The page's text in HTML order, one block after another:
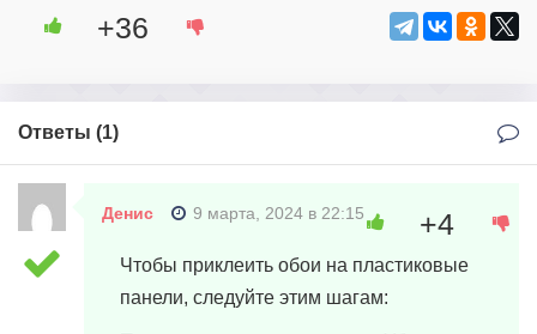
+36
Ответы (1)
Денис 9 марта, 2024 в 22:15
Чтобы приклеить обои на пластиковые
панели, следуйте этим шагам:
+4